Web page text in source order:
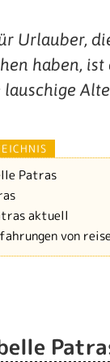
Urlauber,
haben,
lauschige
Patras
aktuell
von